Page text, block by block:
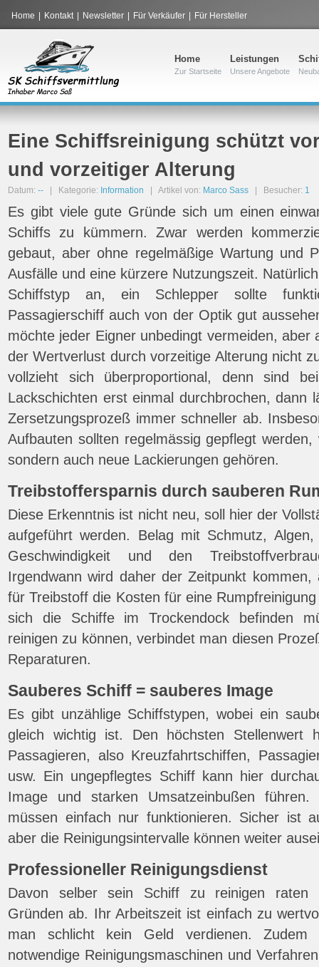
Home Kontakt Newsletter Für Verkäufer Für Hersteller
Home
Zur Startseite
Leistungen
Unsere Angebote
Eine Schiffsreinigung schützt
und vorzeitiger Alterung
Datum: -- | Kategorie: Information | Artikel von: Marco Sass | Besucher: 1
Es gibt viele gute Gründe sich um einen
Schiffs zu kümmern. Zwar werden
gebaut, aber ohne regelmäßige Wartung und
Ausfälle und eine kürzere Nutzungszeit.
Schiffstyp an, ein Schlepper sollte
Passagierschiff auch von der Optik gut
möchte jeder Eigner unbedingt vermeiden, aber
der Wertverlust durch vorzeitige Alterung nicht
vollzieht sich überproportional, denn sind
Lackschichten erst einmal durchbrochen, dann
Zersetzungsprozeß immer schneller ab.
Aufbauten sollten regelmässig gepflegt
sondern auch neue Lackierungen gehören.
Treibstoffersparnis durch sauberen
Diese Erkenntnis ist nicht neu, soll hier der
aufgeführt werden. Belag mit Schmutz,
Geschwindigkeit und den
Irgendwann wird daher der Zeitpunkt
für Treibstoff die Kosten für eine
sich die Schiffe im Trockendock befinden
reinigen zu können, verbindet man diesen
Reparaturen.
Sauberes Schiff = sauberes Image
Es gibt unzählige Schiffstypen, wobei ein
gleich wichtig ist. Den höchsten Stellenwert
Passagieren, also Kreuzfahrtschiffen,
usw. Ein ungepflegtes Schiff kann hier
Image und starken Umsatzeinbußen führen.
müssen einfach nur funktionieren. Sicher ist
aber die Reinigungsintervalle können weiter
Professioneller Reinigungsdienst
Davon selber sein Schiff zu reinigen raten
Gründen ab. Ihr Arbeitszeit ist einfach zu
man schlicht kein Geld verdienen.
notwendige Reinigungsmaschinen und